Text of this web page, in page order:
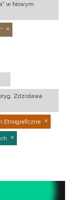
w Nowym
Zdzisława
Etnograficzne